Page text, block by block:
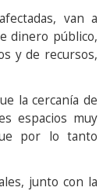
van a
dinero público,
y de recursos,
la cercanía de
espacios muy
por lo tanto
junto con la